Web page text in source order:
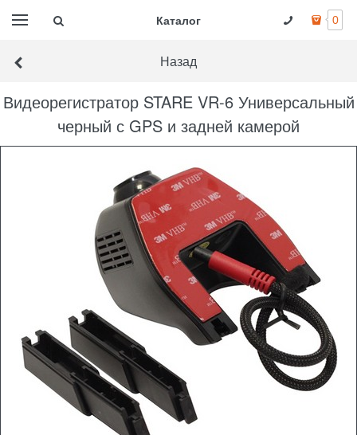
Каталог 0
Назад
Видеорегистратор STARE VR-6 Универсальный
черный с GPS и задней камерой